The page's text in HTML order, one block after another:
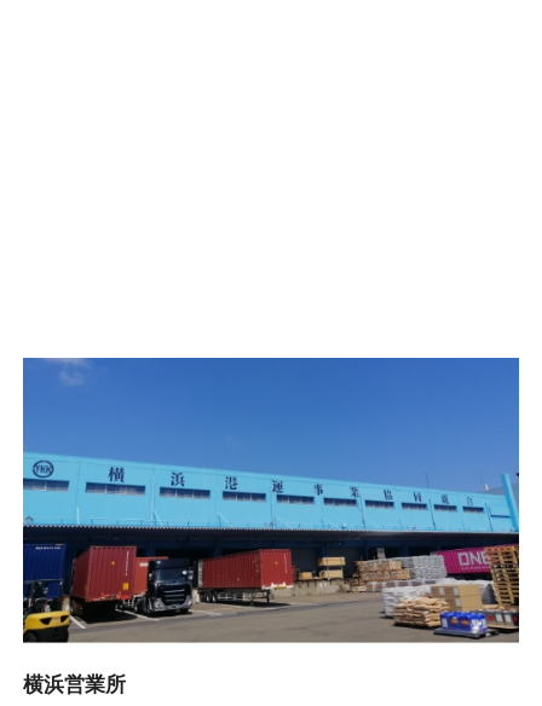
横浜営業所